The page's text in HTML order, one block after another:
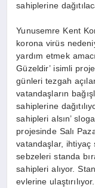
sahiplerine
Yunusemre Kent
korona virüs
yardım etmek
Güzeldir’ isimli
günleri tezgah
vatandaşların
sahiplerine
sahipleri alsın’
projesinde Salı
vatandaşlar, ihtiyaç
sebzeleri standa
sahipleri alıyor.
evlerine ulaştırılıyor.